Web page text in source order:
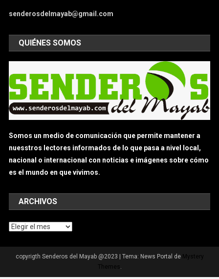
senderosdelmayab@gmail.com
QUIÉNES SOMOS
Somos un medio de comunicación que permite mantener a
nuesstros lectores informados de lo que pasa a nivel local,
nacional o internacional con noticias e imágenes sobre cómo
es el mundo en que vivimos.
ARCHIVOS
Archivos
copyrigth Senderos del Mayab @2023 Tema: News Portal de Mystery
Themes .